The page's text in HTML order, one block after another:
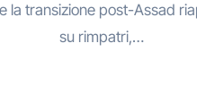
la transizione post-Assad
su rimpatri,…